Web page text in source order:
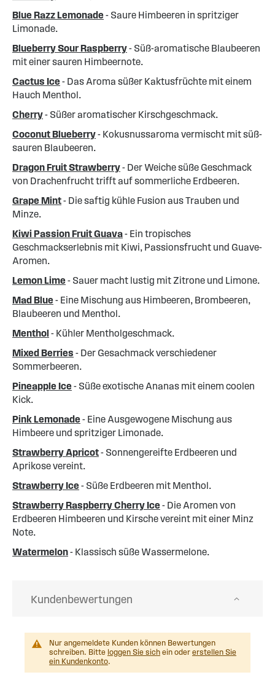
Blue Razz Lemonade- Saure Himbeeren in spritziger
Limonade.
Blueberry Sour Raspberry- Süß-aromatische Blaubeeren
mit einer sauren Himbeernote.
Cactus Ice- Das Aroma süßer Kaktusfrüchte mit einem
Hauch Menthol.
Cherry- Süßer aromatischer Kirschgeschmack.
Coconut Blueberry- Kokusnussaroma vermischt mit süß-
sauren Blaubeeren.
Dragon Fruit Strawberry- Der Weiche süße Geschmack
von Drachenfrucht trifft auf sommerliche Erdbeeren.
Grape Mint- Die saftig kühle Fusion aus Trauben und
Minze.
Kiwi Passion Fruit Guava- Ein tropisches
Geschmackserlebnis mit Kiwi, Passionsfrucht und Guave-
Aromen.
Lemon Lime- Sauer macht lustig mit Zitrone und Limone.
Mad Blue- Eine Mischung aus Himbeeren, Brombeeren,
Blaubeeren und Menthol.
Menthol - Kühler Mentholgeschmack.
Mixed Berries - Der Gesachmack verschiedener
Sommerbeeren.
Pineapple Ice- Süße exotische Ananas mit einem coolen
Kick.
Pink Lemonade- Eine Ausgewogene Mischung aus
Himbeere und spritziger Limonade.
Strawberry Apricot- Sonnengereifte Erdbeeren und
Aprikose vereint.
Strawberry Ice- Süße Erdbeeren mit Menthol.
Strawberry Raspberry Cherry Ice- Die Aromen von
Erdbeeren Himbeeren und Kirsche vereint mit einer Minz
Note.
Watermelon- Klassisch süße Wassermelone.
Kundenbewertungen
Nur angemeldete Kunden können Bewertungen
schreiben. Bitte loggen Sie sich ein oder erstellen Sie
ein Kundenkonto.